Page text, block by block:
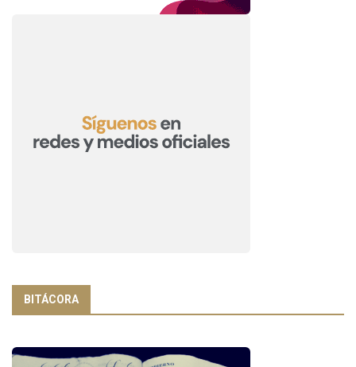
BITÁCORA